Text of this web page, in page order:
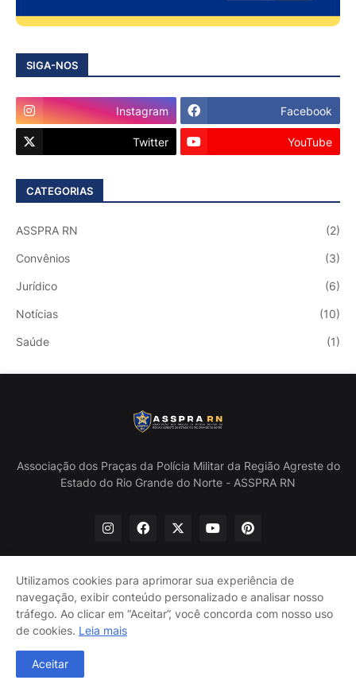
SIGA-NOS
Instagram Facebook
Twitter YouTube
CATEGORIAS
ASSPRA RN (2)
Convênios (3)
Jurídico (6)
Notícias (10)
Saúde (1)
Associação dos Praças da Polícia Militar da Região Agreste do
Estado do Rio Grande do Norte - ASSPRA RN
@ASSPRA RN Todos os direitos reservados. Design por
Início Quem Somos
Política de Privacidade
Contate-nos
Utilizamos cookies para aprimorar sua experiência de
navegação, exibir conteúdo personalizado e analisar nosso
tráfego. Ao clicar em “Aceitar”, você concorda com nosso uso
de cookies. Leia mais
Aceitar